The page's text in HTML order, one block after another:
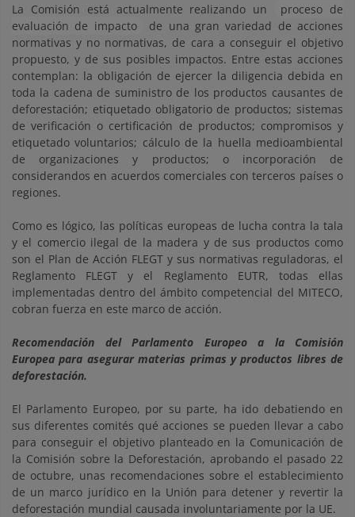
La Comisión está actualmente realizando un
proceso de
evaluación de impacto
de una gran variedad de acciones
normativas y no normativas, de cara a conseguir el objetivo
propuesto, y de sus posibles impactos. Entre estas acciones
contemplan: la obligación de ejercer la diligencia debida en
toda la cadena de suministro de los productos causantes de
deforestación; etiquetado obligatorio de productos; sistemas
de verificación o certificación de productos; compromisos y
etiquetado voluntarios; cálculo de la huella medioambiental
de organizaciones y productos; o incorporación de
considerandos en acuerdos comerciales con terceros países o
regiones.
Como es lógico, las políticas europeas de lucha contra la tala
y el comercio ilegal de la madera y de sus productos como
son el Plan de Acción FLEGT y sus normativas reguladoras, el
Reglamento FLEGT y el Reglamento EUTR, todas ellas
implementadas dentro del ámbito competencial del MITECO,
cobran fuerza en este marco de acción.
Recomendación del Parlamento Europeo a la Comisión
Europea para asegurar materias primas y productos libres de
deforestación.
El Parlamento Europeo, por su parte, ha ido debatiendo en
sus diferentes comités qué acciones se pueden llevar a cabo
para conseguir el objetivo planteado en la Comunicación de
la Comisión sobre la Deforestación, aprobando el pasado 22
de octubre, unas recomendaciones sobre el establecimiento
de un marco jurídico en la Unión para detener y revertir la
deforestación mundial causada involuntariamente por la UE.